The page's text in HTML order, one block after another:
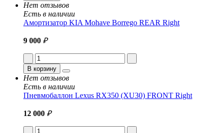
Нет отзывов
Есть в наличии
Амортизатор KIA Mohave Borrego REAR Right
9 000 ₽
В корзину
Нет отзывов
Есть в наличии
Пневмобаллон Lexus RX350 (XU30) FRONT Right
12 000 ₽